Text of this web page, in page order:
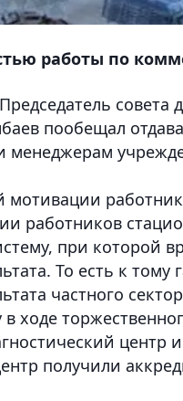
работы по
пообещал
менеджерам
мотивации
работников
при которой
То есть к
частного
ходе
центр
получили